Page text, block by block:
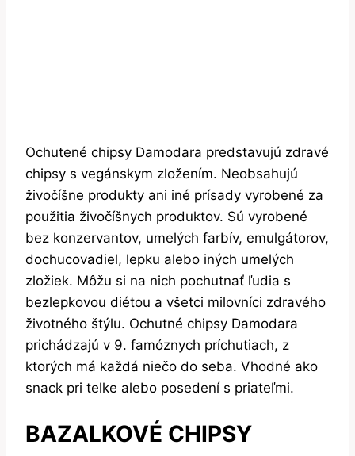
Ochutené chipsy Damodara predstavujú zdravé
chipsy s vegánskym zložením. Neobsahujú
živočíšne produkty ani iné prísady vyrobené za
použitia živočíšnych produktov. Sú vyrobené
bez konzervantov, umelých farbív, emulgátorov,
dochucovadiel, lepku alebo iných umelých
zložiek. Môžu si na nich pochutnať ľudia s
bezlepkovou diétou a všetci milovníci zdravého
životného štýlu. Ochutné chipsy Damodara
prichádzajú v 9. famóznych príchutiach, z
ktorých má každá niečo do seba. Vhodné ako
snack pri telke alebo posedení s priateľmi.
BAZALKOVÉ CHIPSY